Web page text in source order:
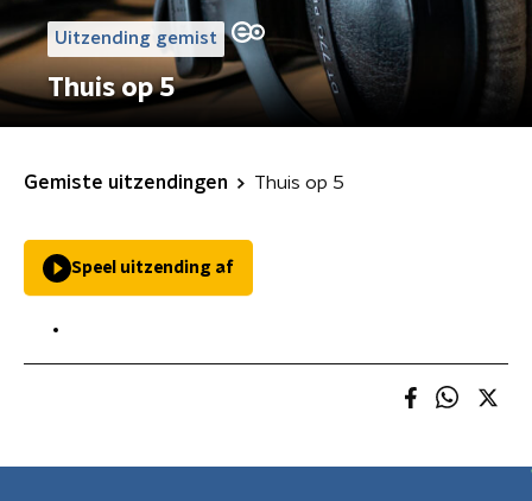
Uitzending gemist
Thuis op 5
Gemiste uitzendingen Thuis op 5
Speel uitzending af